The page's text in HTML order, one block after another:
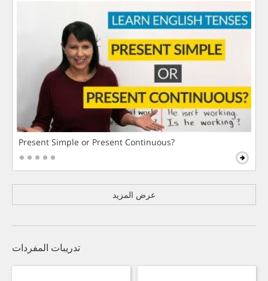
Present Simple or Present Continuous?
عرض المزيد
تدريبات المفردات